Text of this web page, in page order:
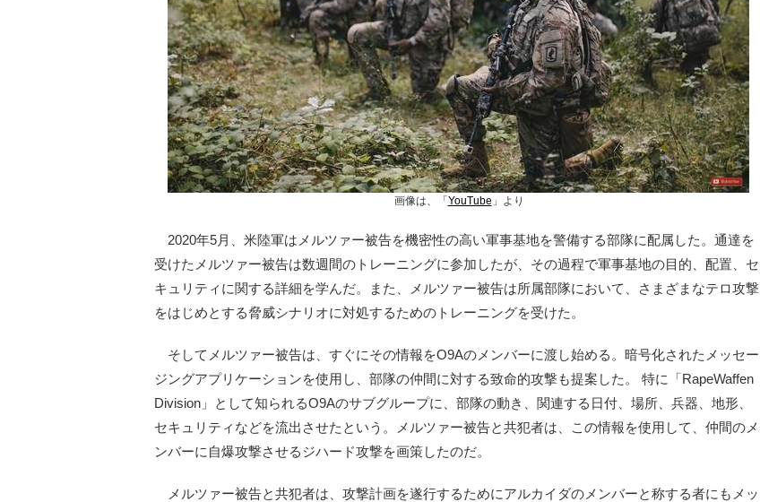
画像は、「 YouTube 」より
2020年5月、米陸軍はメルツァー被告を機密性の高い軍事基地を警備する部隊に配属した。通達を
受けたメルツァー被告は数週間のトレーニングに参加したが、その過程で軍事基地の目的、配置、セ
キュリティに関する詳細を学んだ。また、メルツァー被告は所属部隊において、さまざまなテロ攻撃
をはじめとする脅威シナリオに対処するためのトレーニングを受けた。
そしてメルツァー被告は、すぐにその情報をO9Aのメンバーに渡し始める。暗号化されたメッセー
ジングアプリケーションを使用し、部隊の仲間に対する致命的攻撃も提案した。 特に「RapeWaffen
Division」として知られるO9Aのサブグループに、部隊の動き、関連する日付、場所、兵器、地形、
セキュリティなどを流出させたという。メルツァー被告と共犯者は、この情報を使用して、仲間のメ
ンバーに自爆攻撃させるジハード攻撃を画策したのだ。
メルツァー被告と共犯者は、攻撃計画を遂行するためにアルカイダのメンバーと称する者にもメッ